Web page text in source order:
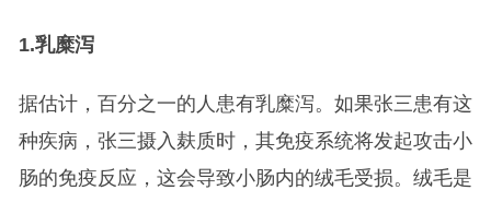
1.乳糜泻
据估计，百分之一的人患有乳糜泻。如果张三患有这
种疾病，张三摄入麸质时，其免疫系统将发起攻击小
肠的免疫反应，这会导致小肠内的绒毛受损。绒毛是